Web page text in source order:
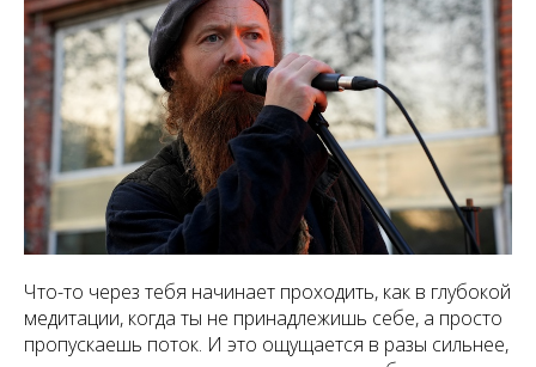
Что-то через тебя начинает проходить, как в глубокой
медитации, когда ты не принадлежишь себе, а просто
пропускаешь поток. И это ощущается в разы сильнее,